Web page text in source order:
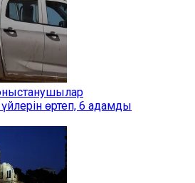
өртеп, 6 адамды